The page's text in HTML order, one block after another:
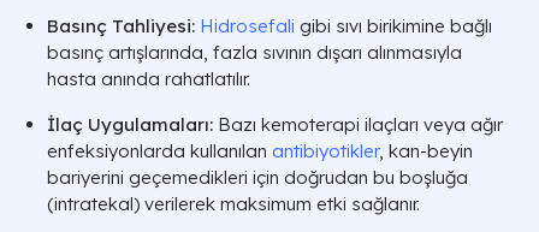
Basınç Tahliyesi: Hidrosefali gibi sıvı birikimine bağlı
basınç artışlarında, fazla sıvının dışarı alınmasıyla
hasta anında rahatlatılır.
İlaç Uygulamaları: Bazı kemoterapi ilaçları veya ağır
enfeksiyonlarda kullanılan antibiyotikler, kan-beyin
bariyerini geçemedikleri için doğrudan bu boşluğa
(intratekal) verilerek maksimum etki sağlanır.